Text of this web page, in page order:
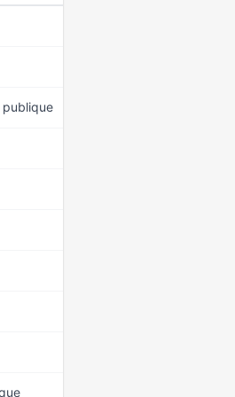
publique